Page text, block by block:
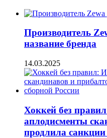
Производитель
название бренда
14.03.2025
Хоккей без
аплодисменты
продлила